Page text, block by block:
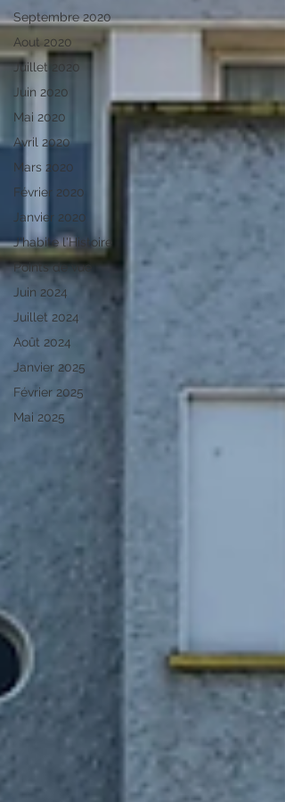
Septembre 2020
Aout 2020
Juillet 2020
Juin 2020
Mai 2020
Avril 2020
Mars 2020
Février 2020
Janvier 2020
J'habite l'Histoire
Points de vue
Juin 2024
Juillet 2024
Août 2024
Janvier 2025
Février 2025
Mai 2025